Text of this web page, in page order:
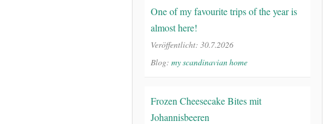
One of my favourite trips of the year is
almost here!
Veröffentlicht: 30.7.2026
Blog: my scandinavian home
Frozen Cheesecake Bites mit
Johannisbeeren